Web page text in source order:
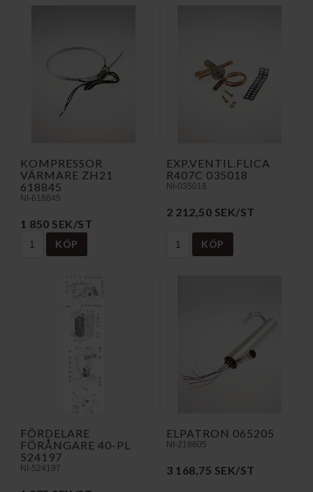
KOMPRESSOR
VÄRMARE ZH21
618845
NI-618845
1 850 SEK/ST
KÖP
EXP.VENTIL.FLICA
R407C 035018
NI-035018
2 212,50 SEK/ST
KÖP
FÖRDELARE
FÖRÅNGARE 40-PL
524197
NI-524197
ELPATRON 065205
NI-218605
3 168,75 SEK/ST